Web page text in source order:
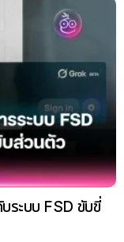
ระบบ FSD ขับขี่